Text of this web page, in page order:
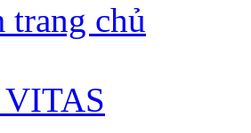
trang chủ